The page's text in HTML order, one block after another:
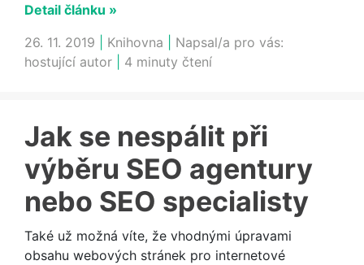
Detail článku »
26. 11. 2019
Knihovna
Napsal/a pro vás:
hostující autor
4 minuty čtení
Jak se nespálit při
výběru SEO agentury
nebo SEO specialisty
Také už možná víte, že vhodnými úpravami
obsahu webových stránek pro internetové